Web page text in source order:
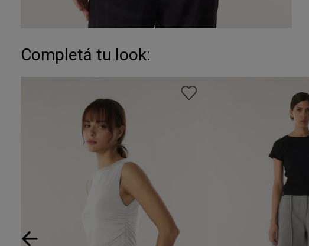
Completá tu look: